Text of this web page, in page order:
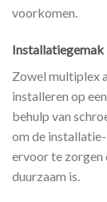
voorkomen.
Installatiegemak
Zowel multiplex
installeren op
behulp van
om de
ervoor te zorgen
duurzaam is.